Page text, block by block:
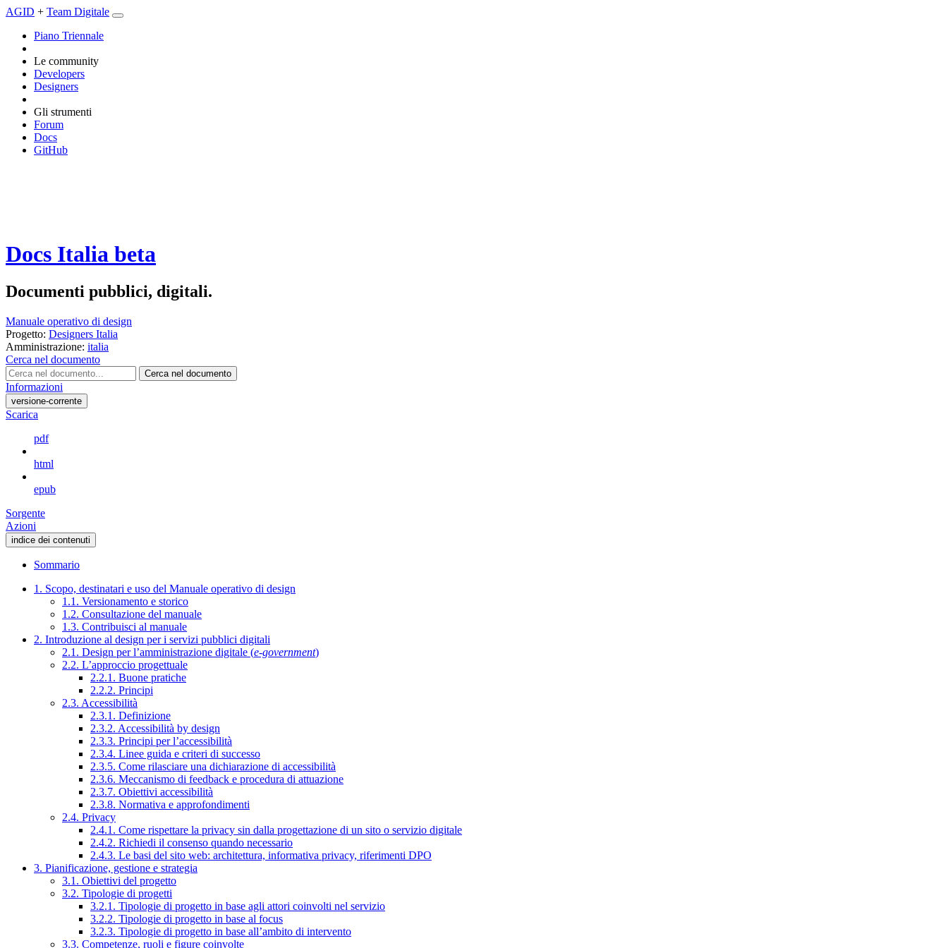
AGID + Team Digitale
Piano Triennale
Le community
Developers
Designers
Gli strumenti
Forum
Docs
GitHub
Docs Italia beta
Documenti pubblici, digitali.
Manuale operativo di design
Progetto: Designers Italia
Amministrazione: italia
Cerca nel documento
Cerca nel documento
Informazioni
versione-corrente
Scarica
pdf
html
epub
Sorgente
Azioni
indice dei contenuti
Sommario
1. Scopo, destinatari e uso del Manuale operativo di design
1.1. Versionamento e storico
1.2. Consultazione del manuale
1.3. Contribuisci al manuale
2. Introduzione al design per i servizi pubblici digitali
2.1. Design per l’amministrazione digitale (e-government)
2.2. L’approccio progettuale
2.2.1. Buone pratiche
2.2.2. Principi
2.3. Accessibilità
2.3.1. Definizione
2.3.2. Accessibilità by design
2.3.3. Principi per l’accessibilità
2.3.4. Linee guida e criteri di successo
2.3.5. Come rilasciare una dichiarazione di accessibilità
2.3.6. Meccanismo di feedback e procedura di attuazione
2.3.7. Obiettivi accessibilità
2.3.8. Normativa e approfondimenti
2.4. Privacy
2.4.1. Come rispettare la privacy sin dalla progettazione di un sito o servizio digitale
2.4.2. Richiedi il consenso quando necessario
2.4.3. Le basi del sito web: architettura, informativa privacy, riferimenti DPO
3. Pianificazione, gestione e strategia
3.1. Obiettivi del progetto
3.2. Tipologie di progetti
3.2.1. Tipologie di progetto in base agli attori coinvolti nel servizio
3.2.2. Tipologie di progetto in base al focus
3.2.3. Tipologie di progetto in base all’ambito di intervento
3.3. Competenze, ruoli e figure coinvolte